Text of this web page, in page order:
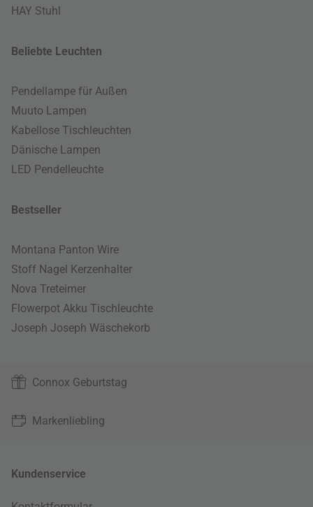
HAY Stuhl
Beliebte Leuchten
Pendellampe für Außen
Muuto Lampen
Kabellose Tischleuchten
Dänische Lampen
LED Pendelleuchte
Bestseller
Montana Panton Wire
Stoff Nagel Kerzenhalter
Nova Treteimer
Flowerpot Akku Tischleuchte
Joseph Joseph Wäschekorb
Connox Geburtstag
Markenliebling
Kundenservice